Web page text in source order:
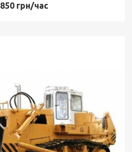
850 грн/час